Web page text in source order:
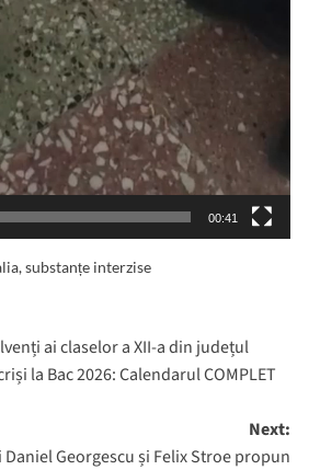
00:41
,substanțe interzise
ai claselor a XII-a din județul
la Bac 2026: Calendarul COMPLET
Next:
Georgescu și Felix Stroe propun